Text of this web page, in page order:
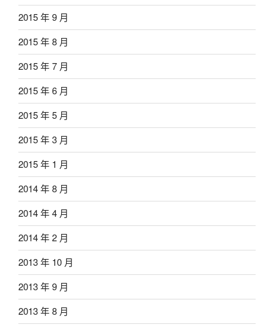
2015 年 9 月
2015 年 8 月
2015 年 7 月
2015 年 6 月
2015 年 5 月
2015 年 3 月
2015 年 1 月
2014 年 8 月
2014 年 4 月
2014 年 2 月
2013 年 10 月
2013 年 9 月
2013 年 8 月